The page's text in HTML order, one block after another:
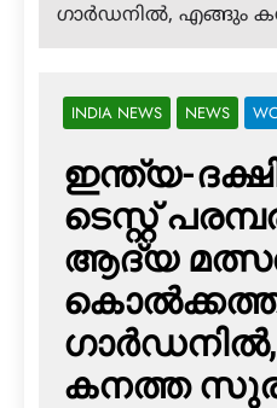
ഗാര്‍ഡനില്‍, എങ്ങും
INDIA NEWS NEWS
ഇന്ത്യ-
ടെസ്റ്റ്
ആദ്യ
കനത്ത